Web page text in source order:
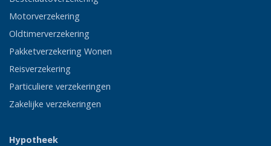
Motorverzekering
Oldtimerverzekering
Pakketverzekering Wonen
Reisverzekering
Particuliere verzekeringen
Zakelijke verzekeringen
Hypotheek